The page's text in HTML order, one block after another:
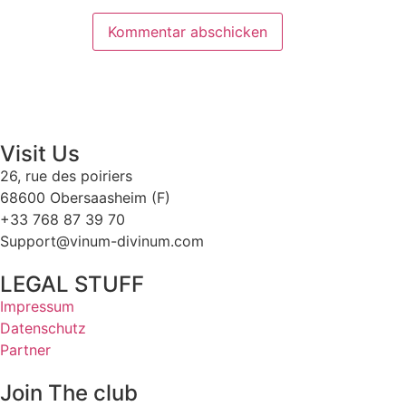
Visit Us
26, rue des poiriers
68600 Obersaasheim (F)
+33 768 87 39 70
Support@vinum-divinum.com
LEGAL STUFF
Impressum
Datenschutz
Partner
Join The club